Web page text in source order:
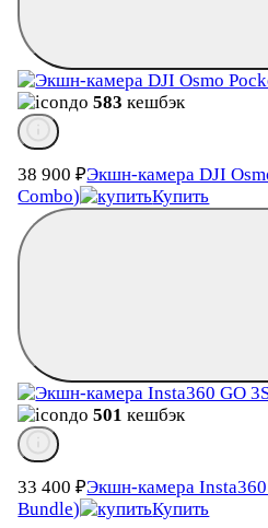
до583 кешбэк
38 900₽Экшн-камера DJI
Combo)
Купить
до501 кешбэк
33 400₽Экшн-камера
Bundle)
Купить